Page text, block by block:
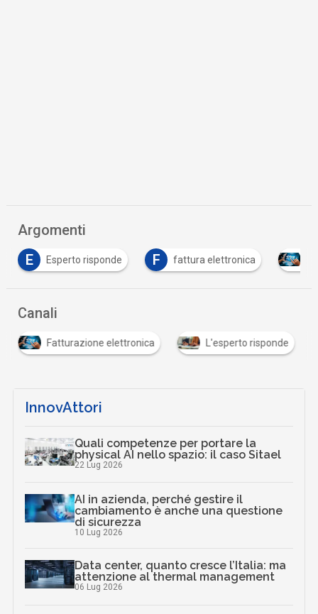
Argomenti
risponde F fattura elettronica fatturazione
Canali
Fatturazione elettronica L'esperto risponde
InnovAttori
Quali competenze per portare la
physical AI nello spazio: il caso Sitael
22 Lug 2026
AI in azienda, perché gestire il
cambiamento è anche una questione
di sicurezza
10 Lug 2026
Data center, quanto cresce l’Italia: ma
attenzione al thermal management
06 Lug 2026